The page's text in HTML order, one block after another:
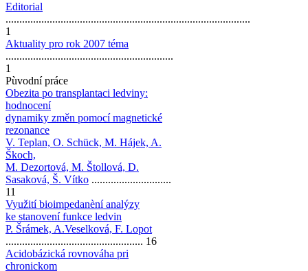
Editorial
.........................................................................................
1
Aktuality pro rok 2007 téma
.............................................................
1
Pùvodní práce
Obezita po transplantaci ledviny:
hodnocení
dynamiky změn pomocí magnetické
rezonance
V. Teplan, O. Schück, M. Hájek, A.
Škoch,
M. Dezortová, M. Štollová, D.
Sasaková, Š. Vítko .............................
11
Využití bioimpedanèní analýzy
ke stanovení funkce ledvin
P. Šrámek, A.Veselková, F. Lopot
.................................................. 16
Acidobázická rovnováha pri
chronickom